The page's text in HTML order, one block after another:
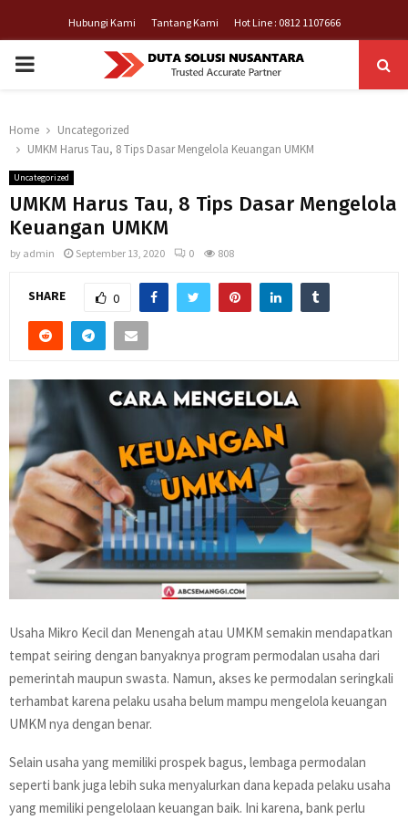
Hubungi Kami Tantang Kami Hot Line : 0812 1107666
PRIMARY
Home
Uncategorized
UMKM Harus Tau, 8 Tips Dasar Mengelola Keuangan UMKM
Uncategorized
UMKM Harus Tau, 8 Tips Dasar Mengelola
Keuangan UMKM
by admin September 13, 2020 0 808
SHARE 0
Usaha Mikro Kecil dan Menengah atau UMKM semakin mendapatkan
tempat seiring dengan banyaknya program permodalan usaha dari
pemerintah maupun swasta. Namun, akses ke permodalan seringkali
terhambat karena pelaku usaha belum mampu mengelola keuangan
UMKM nya dengan benar.
Selain usaha yang memiliki prospek bagus, lembaga permodalan
seperti bank juga lebih suka menyalurkan dana kepada pelaku usaha
yang memiliki pengelolaan keuangan baik. Ini karena, bank perlu